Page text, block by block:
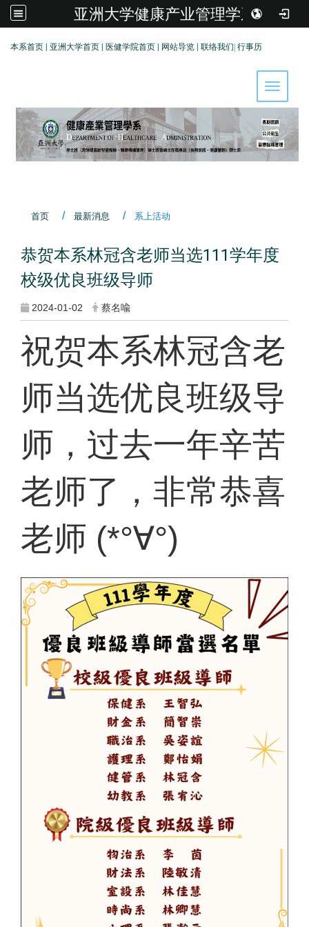
亚洲大学健康产业管理学系
本系首页 亚洲大学首页 医健学院首页 网站导览 联络我们 行事历
Toggle
首页 最新消息 系上活动
恭贺本系林冠含老师当选111学年度
校级优良班级导师
2024-01-02 蔡名喩
祝贺本系林冠含老
师当选优良班级导
师，过去一年辛苦
老师了，非常恭喜
老师 (*°∀°)